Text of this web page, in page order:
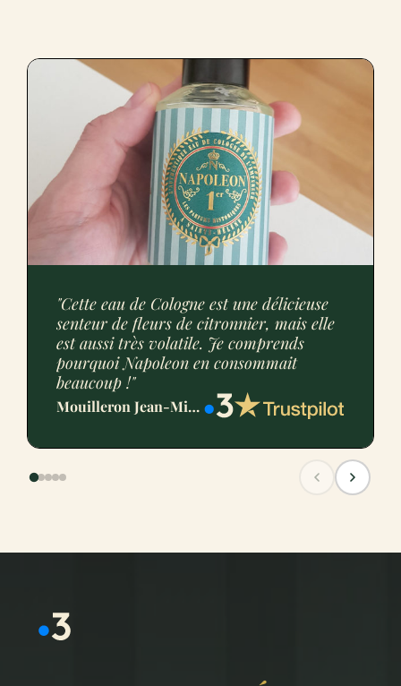
"Cette eau de Cologne est une délicieuse
senteur de fleurs de citronnier, mais elle
est aussi très volatile. Je comprends
pourquoi Napoleon en consommait
beaucoup !"
Mouilleron Jean-Michel